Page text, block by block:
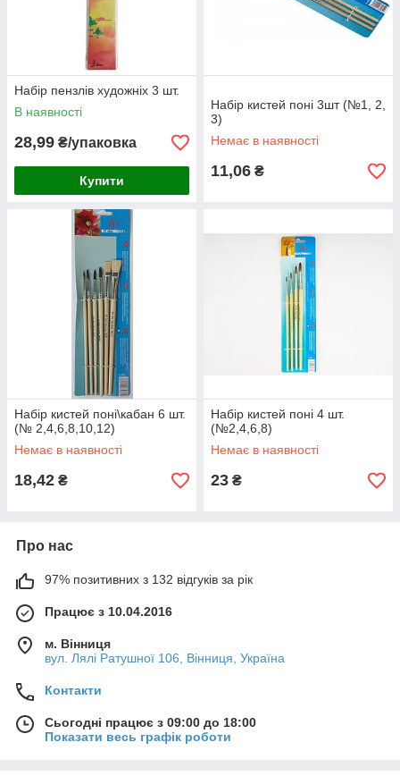
Набір пензлів художніх 3 шт.
В наявності
28,99 ₴/упаковка
Купити
Набір кистей поні 3шт (№1, 2,
3)
Немає в наявності
11,06 ₴
Набір кистей поні\кабан 6 шт.
(№ 2,4,6,8,10,12)
Немає в наявності
18,42 ₴
Набір кистей поні 4 шт.
(№2,4,6,8)
Немає в наявності
23 ₴
Про нас
97% позитивних з 132 відгуків за рік
Працює з 10.04.2016
м. Вінниця
вул. Лялі Ратушної 106, Вінниця, Україна
Контакти
Сьогодні працює з 09:00 до 18:00
Показати весь графік роботи